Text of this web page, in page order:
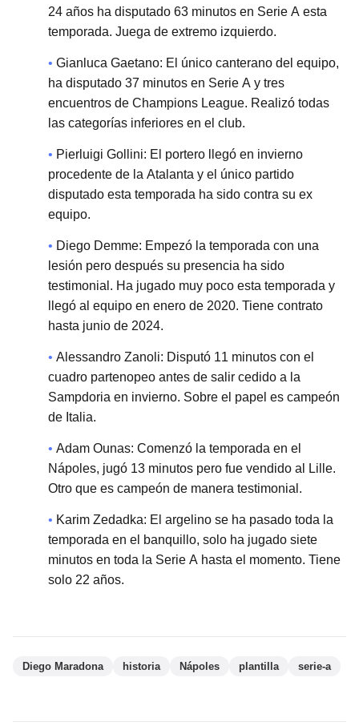
24 años ha disputado 63 minutos en Serie A esta
temporada. Juega de extremo izquierdo.
Gianluca Gaetano: El único canterano del equipo,
ha disputado 37 minutos en Serie A y tres
encuentros de Champions League. Realizó todas
las categorías inferiores en el club.
Pierluigi Gollini: El portero llegó en invierno
procedente de la Atalanta y el único partido
disputado esta temporada ha sido contra su ex
equipo.
Diego Demme: Empezó la temporada con una
lesión pero después su presencia ha sido
testimonial. Ha jugado muy poco esta temporada y
llegó al equipo en enero de 2020. Tiene contrato
hasta junio de 2024.
Alessandro Zanoli: Disputó 11 minutos con el
cuadro partenopeo antes de salir cedido a la
Sampdoria en invierno. Sobre el papel es campeón
de Italia.
Adam Ounas: Comenzó la temporada en el
Nápoles, jugó 13 minutos pero fue vendido al Lille.
Otro que es campeón de manera testimonial.
Karim Zedadka: El argelino se ha pasado toda la
temporada en el banquillo, solo ha jugado siete
minutos en toda la Serie A hasta el momento. Tiene
solo 22 años.
Diego Maradona historia Nápoles plantilla serie-a